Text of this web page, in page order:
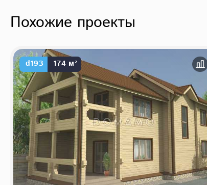
Похожие проекты
d193 174 м²